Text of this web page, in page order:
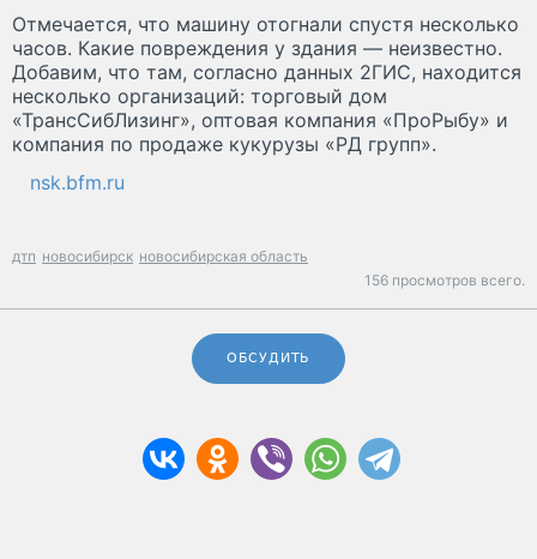
Отмечается, что машину отогнали спустя несколько
часов. Какие повреждения у здания — неизвестно.
Добавим, что там, согласно данных 2ГИС, находится
несколько организаций: торговый дом
«ТрансСибЛизинг», оптовая компания «ПроРыбу» и
компания по продаже кукурузы «РД групп».
nsk.bfm.ru
дтп новосибирск новосибирская область
156 просмотров всего.
ОБСУДИТЬ